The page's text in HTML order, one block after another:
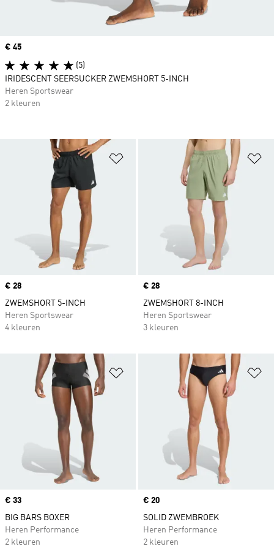
Op verlanglijst zetten
Price
€ 28
ZWEMSHORT 5-INCH
Heren Sportswear
4 kleuren
Price
€ 28
ZWEMSHORT 8-INCH
Heren Sportswear
3 kleuren
Op verlanglijst zetten
Price
€ 33
BIG BARS BOXER
Heren Performance
2 kleuren
Price
€ 20
SOLID ZWEMBROEK
Heren Performance
2 kleuren
Price
€ 45
(5)
IRIDESCENT SEERSUCKER ZWEMSHORT 5-INCH
Heren Sportswear
2 kleuren